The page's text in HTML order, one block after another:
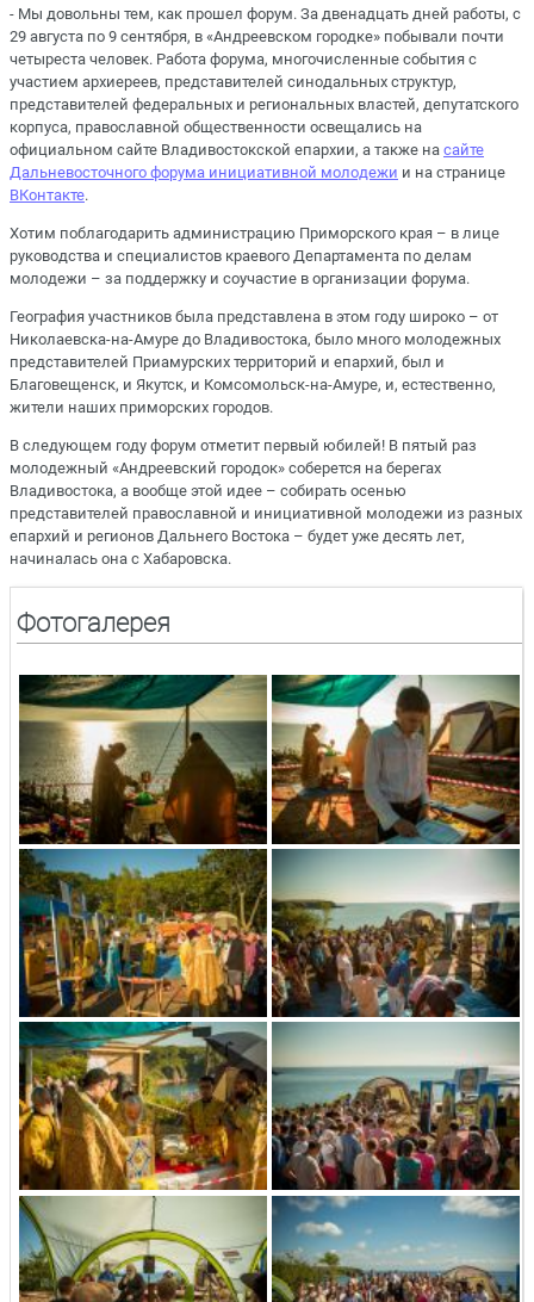
- Мы довольны тем, как прошел форум. За двенадцать дней работы, с
29 августа по 9 сентября, в «Андреевском городке» побывали почти
четыреста человек. Работа форума, многочисленные события с
участием архиереев, представителей синодальных структур,
представителей федеральных и региональных властей, депутатского
корпуса, православной общественности освещались на
официальном сайте Владивостокской епархии, а также на сайте
Дальневосточного форума инициативной молодежи и на странице
ВКонтакте.
Хотим поблагодарить администрацию Приморского края – в лице
руководства и специалистов краевого Департамента по делам
молодежи – за поддержку и соучастие в организации форума.
География участников была представлена в этом году широко – от
Николаевска-на-Амуре до Владивостока, было много молодежных
представителей Приамурских территорий и епархий, был и
Благовещенск, и Якутск, и Комсомольск-на-Амуре, и, естественно,
жители наших приморских городов.
В следующем году форум отметит первый юбилей! В пятый раз
молодежный «Андреевский городок» соберется на берегах
Владивостока, а вообще этой идее – собирать осенью
представителей православной и инициативной молодежи из разных
епархий и регионов Дальнего Востока – будет уже десять лет,
начиналась она с Хабаровска.
Фотогалерея